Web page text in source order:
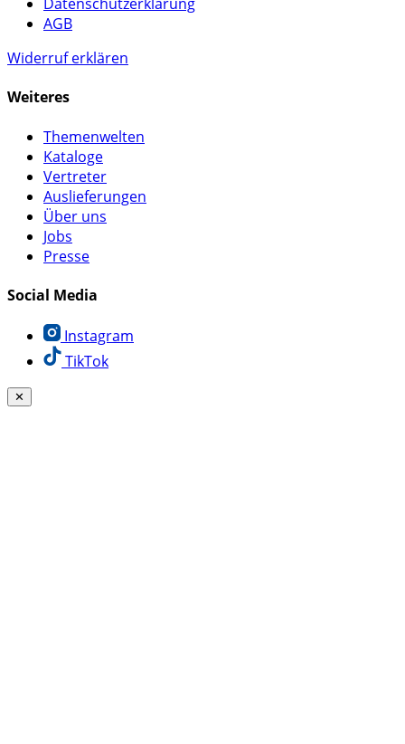
AGB
Widerruf erklären
Weiteres
Themenwelten
Kataloge
Vertreter
Auslieferungen
Über uns
Jobs
Presse
Social Media
Instagram
TikTok
✕